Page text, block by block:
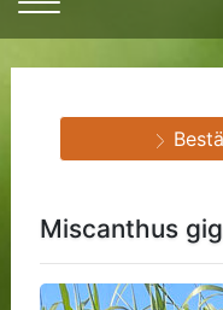
Miscanthus